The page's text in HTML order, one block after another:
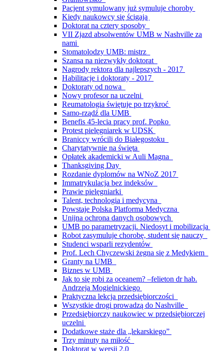
Pacjent symulowany już symuluje choroby
Kiedy naukowcy się ścigają
Doktorat na cztery sposoby
VII Zjazd absolwentów UMB w Nashville za
nami
Stomatolodzy UMB: mistrz
Szansa na niezwykły doktorat
Nagrody rektora dla najlepszych - 2017
Habilitacje i doktoraty - 2017
Doktoraty od nowa
Nowy profesor na uczelni
Reumatologia świętuje po trzykroć
Samo-rządź dla UMB
Benefis 45-lecia pracy prof. Popko
Protest pielęgniarek w UDSK
Braniccy wrócili do Białegostoku
Charytatywnie na święta
Opłatek akademicki w Auli Magna
Thanksgiving Day
Rozdanie dyplomów na WNoZ 2017
Immatrykulacja bez indeksów
Prawie pielęgniarki
Talent, technologia i medycyna
Powstaje Polska Platforma Medyczna
Unijna ochrona danych osobowych
UMB po parametryzacji. Niedosyt i mobilizacja
Robot zasymuluje chorobę, student się nauczy
Studenci wsparli rezydentów
Prof. Lech Chyczewski żegna się z Medykiem
Granty na UMB
Biznes w UMB
Jak to się robi za oceanem? –felieton dr hab.
Andrzeja Mogielnickiego
Praktyczna lekcja przedsiębiorczości
Wszystkie drogi prowadzą do Nashville
Przedsiębiorczy naukowiec w przedsiębiorczej
uczelni
Dodatkowe staże dla „lekarskiego”
Trzy minuty na miłość
Doktorat w wersji 2.0